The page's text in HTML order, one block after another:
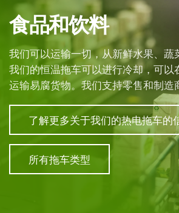
食品和饮料
我们可以运输一切，从新鲜水果、蔬
我们的恒温拖车可以进行冷却，可以
运输易腐货物。我们支持零售和制造
了解更多关于我们的热电拖车的
所有拖车类型